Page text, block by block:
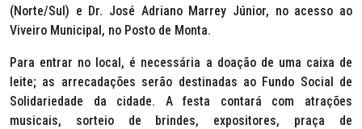
(Norte/Sul) e Dr. José Adriano Marrey Júnior, no acesso ao
Viveiro Municipal, no Posto de Monta.
Para entrar no local, é necessária a doação de uma caixa de
leite; as arrecadações serão destinadas ao Fundo Social de
Solidariedade da cidade. A festa contará com atrações
musicais, sorteio de brindes, expositores, praça de